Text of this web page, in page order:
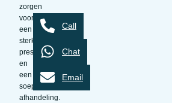
zorgen
voor
een
sterke
presentatie
en
een
soepele
afhandeling.
Call
Chat
Email